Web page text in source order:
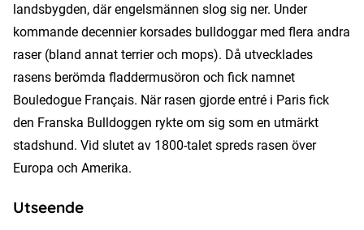
landsbygden, där engelsmännen slog sig ner. Under
kommande decennier korsades bulldoggar med flera andra
raser (bland annat terrier och mops). Då utvecklades
rasens berömda fladdermusöron och fick namnet
Bouledogue Français. När rasen gjorde entré i Paris fick
den Franska Bulldoggen rykte om sig som en utmärkt
stadshund. Vid slutet av 1800-talet spreds rasen över
Europa och Amerika.
Utseende